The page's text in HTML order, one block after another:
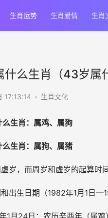
生肖运势 生肖爱情 生肖
么生肖（43岁属
17:13:14 • 生肖文化
生肖：属鸡、属狗
生肖：属狗、属猪
岁，而周岁和虚岁的起算时
出生日期（1982年1月1日